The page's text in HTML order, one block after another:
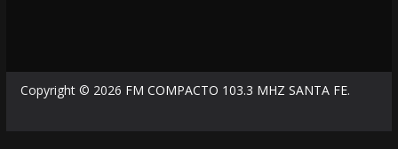
Copyright © 2026 FM COMPACTO 103.3 MHZ SANTA FE.